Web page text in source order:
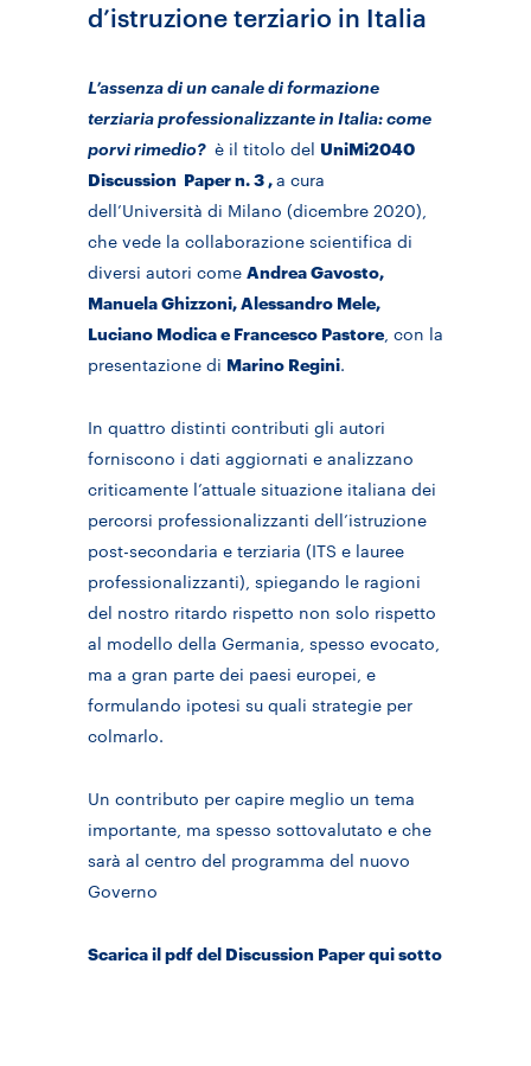
d’istruzione terziario in Italia
L’assenza di un canale di formazione
terziaria professionalizzante in Italia: come
porvi rimedio? è il titolo del UniMi2040
Discussion Paper n. 3 ,a cura
dell’Università di Milano (dicembre 2020),
che vede la collaborazione scientifica di
diversi autori come Andrea Gavosto,
Manuela Ghizzoni, Alessandro Mele,
Luciano Modica e Francesco Pastore , con la
presentazione di Marino Regini.
In quattro distinti contributi gli autori
forniscono i dati aggiornati e analizzano
criticamente l’attuale situazione italiana dei
percorsi professionalizzanti dell’istruzione
post-secondaria e terziaria (ITS e lauree
professionalizzanti), spiegando le ragioni
del nostro ritardo rispetto non solo rispetto
al modello della Germania, spesso evocato,
ma a gran parte dei paesi europei, e
formulando ipotesi su quali strategie per
colmarlo.
Un contributo per capire meglio un tema
importante, ma spesso sottovalutato e che
sarà al centro del programma del nuovo
Governo
Scarica il pdf del Discussion Paper qui sotto